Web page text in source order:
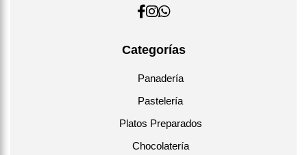
Categorías
Panadería
Pastelería
Platos Preparados
Chocolatería